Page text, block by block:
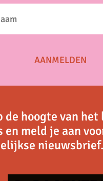
de hoogte van het
en meld je aan
nieuwsbrief.